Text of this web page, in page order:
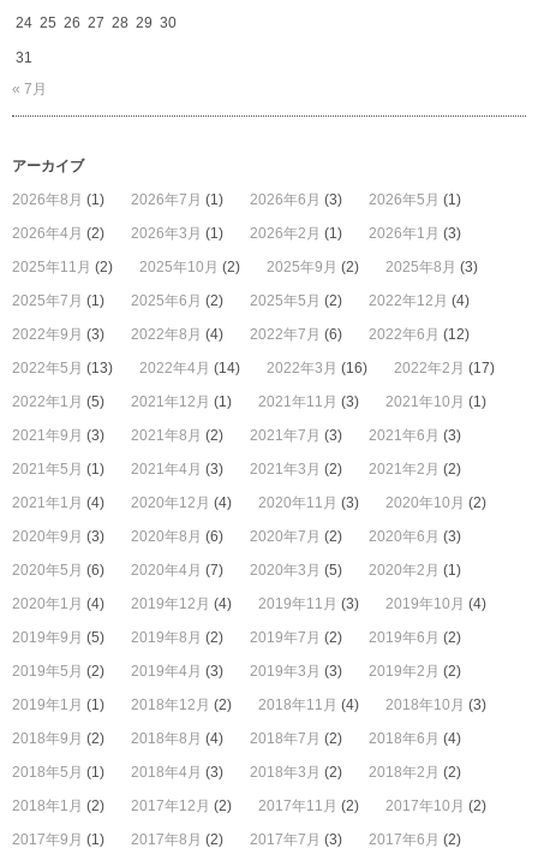
24 25 26 27 28 29 30
31
« 7月
アーカイブ
2026年8月 (1) 2026年7月 (1) 2026年6月 (3) 2026年5月 (1)
2026年4月 (2) 2026年3月 (1) 2026年2月 (1) 2026年1月 (3)
2025年11月 (2) 2025年10月 (2) 2025年9月 (2) 2025年8月 (3)
2025年7月 (1) 2025年6月 (2) 2025年5月 (2) 2022年12月 (4)
2022年9月 (3) 2022年8月 (4) 2022年7月 (6) 2022年6月 (12)
2022年5月 (13) 2022年4月 (14) 2022年3月 (16) 2022年2月 (17)
2022年1月 (5) 2021年12月 (1) 2021年11月 (3) 2021年10月 (1)
2021年9月 (3) 2021年8月 (2) 2021年7月 (3) 2021年6月 (3)
2021年5月 (1) 2021年4月 (3) 2021年3月 (2) 2021年2月 (2)
2021年1月 (4) 2020年12月 (4) 2020年11月 (3) 2020年10月 (2)
2020年9月 (3) 2020年8月 (6) 2020年7月 (2) 2020年6月 (3)
2020年5月 (6) 2020年4月 (7) 2020年3月 (5) 2020年2月 (1)
2020年1月 (4) 2019年12月 (4) 2019年11月 (3) 2019年10月 (4)
2019年9月 (5) 2019年8月 (2) 2019年7月 (2) 2019年6月 (2)
2019年5月 (2) 2019年4月 (3) 2019年3月 (3) 2019年2月 (2)
2019年1月 (1) 2018年12月 (2) 2018年11月 (4) 2018年10月 (3)
2018年9月 (2) 2018年8月 (4) 2018年7月 (2) 2018年6月 (4)
2018年5月 (1) 2018年4月 (3) 2018年3月 (2) 2018年2月 (2)
2018年1月 (2) 2017年12月 (2) 2017年11月 (2) 2017年10月 (2)
2017年9月 (1) 2017年8月 (2) 2017年7月 (3) 2017年6月 (2)